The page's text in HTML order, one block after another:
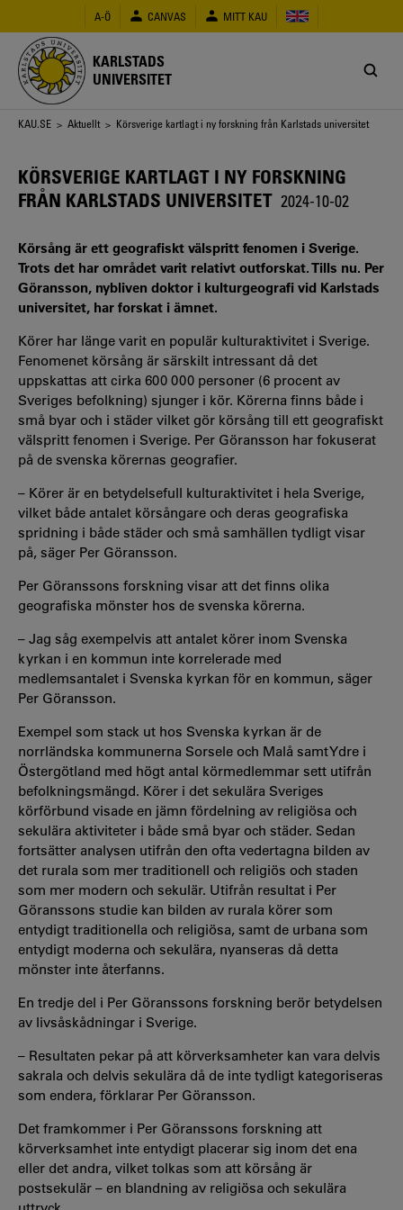
huvudinnehåll
A-Ö CANVAS MITT KAU
KARLSTADS
UNIVERSITET
Länkstig
KAU.SE > Aktuellt > Körsverige kartlagt i ny forskning från Karlstads universitet
KÖRSVERIGE KARTLAGT I NY FORSKNING
FRÅN KARLSTADS UNIVERSITET 2024-10-02
Körsång är ett geografiskt välspritt fenomen i Sverige.
Trots det har området varit relativt outforskat. Tills nu. Per
Göransson, nybliven doktor i kulturgeografi vid Karlstads
universitet, har forskat i ämnet.
Körer har länge varit en populär kulturaktivitet i Sverige.
Fenomenet körsång är särskilt intressant då det
uppskattas att cirka 600 000 personer (6 procent av
Sveriges befolkning) sjunger i kör. Körerna finns både i
små byar och i städer vilket gör körsång till ett geografiskt
välspritt fenomen i Sverige. Per Göransson har fokuserat
på de svenska körernas geografier.
– Körer är en betydelsefull kulturaktivitet i hela Sverige,
vilket både antalet körsångare och deras geografiska
spridning i både städer och små samhällen tydligt visar
på, säger Per Göransson.
Per Göranssons forskning visar att det finns olika
geografiska mönster hos de svenska körerna.
– Jag såg exempelvis att antalet körer inom Svenska
kyrkan i en kommun inte korrelerade med
medlemsantalet i Svenska kyrkan för en kommun, säger
Per Göransson.
Exempel som stack ut hos Svenska kyrkan är de
norrländska kommunerna Sorsele och Malå samt Ydre i
Östergötland med högt antal körmedlemmar sett utifrån
befolkningsmängd. Körer i det sekulära Sveriges
körförbund visade en jämn fördelning av religiösa och
sekulära aktiviteter i både små byar och städer. Sedan
fortsätter analysen utifrån den ofta vedertagna bilden av
det rurala som mer traditionell och religiös och staden
som mer modern och sekulär. Utifrån resultat i Per
Göranssons studie kan bilden av rurala körer som
entydigt traditionella och religiösa, samt de urbana som
entydigt moderna och sekulära, nyanseras då detta
mönster inte återfanns.
En tredje del i Per Göranssons forskning berör betydelsen
av livsåskådningar i Sverige.
– Resultaten pekar på att körverksamheter kan vara delvis
sakrala och delvis sekulära då de inte tydligt kategoriseras
som endera, förklarar Per Göransson.
Det framkommer i Per Göranssons forskning att
körverksamhet inte entydigt placerar sig inom det ena
eller det andra, vilket tolkas som att körsång är
postsekulär – en blandning av religiösa och sekulära